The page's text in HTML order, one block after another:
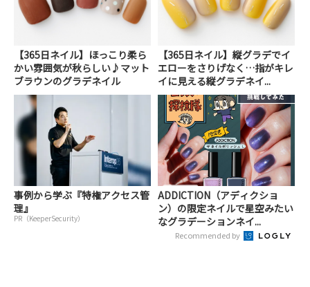
【365日ネイル】ほっこり柔ら
かい雰囲気が秋らしい♪マット
ブラウンのグラデネイル
【365日ネイル】縦グラデでイ
エローをさりげなく…指がキレ
イに見える縦グラデネイ...
事例から学ぶ『特権アクセス管
理』
PR（KeeperSecurity）
ADDICTION（アディクショ
ン）の限定ネイルで星空みたい
なグラデーションネイ...
Recommended by